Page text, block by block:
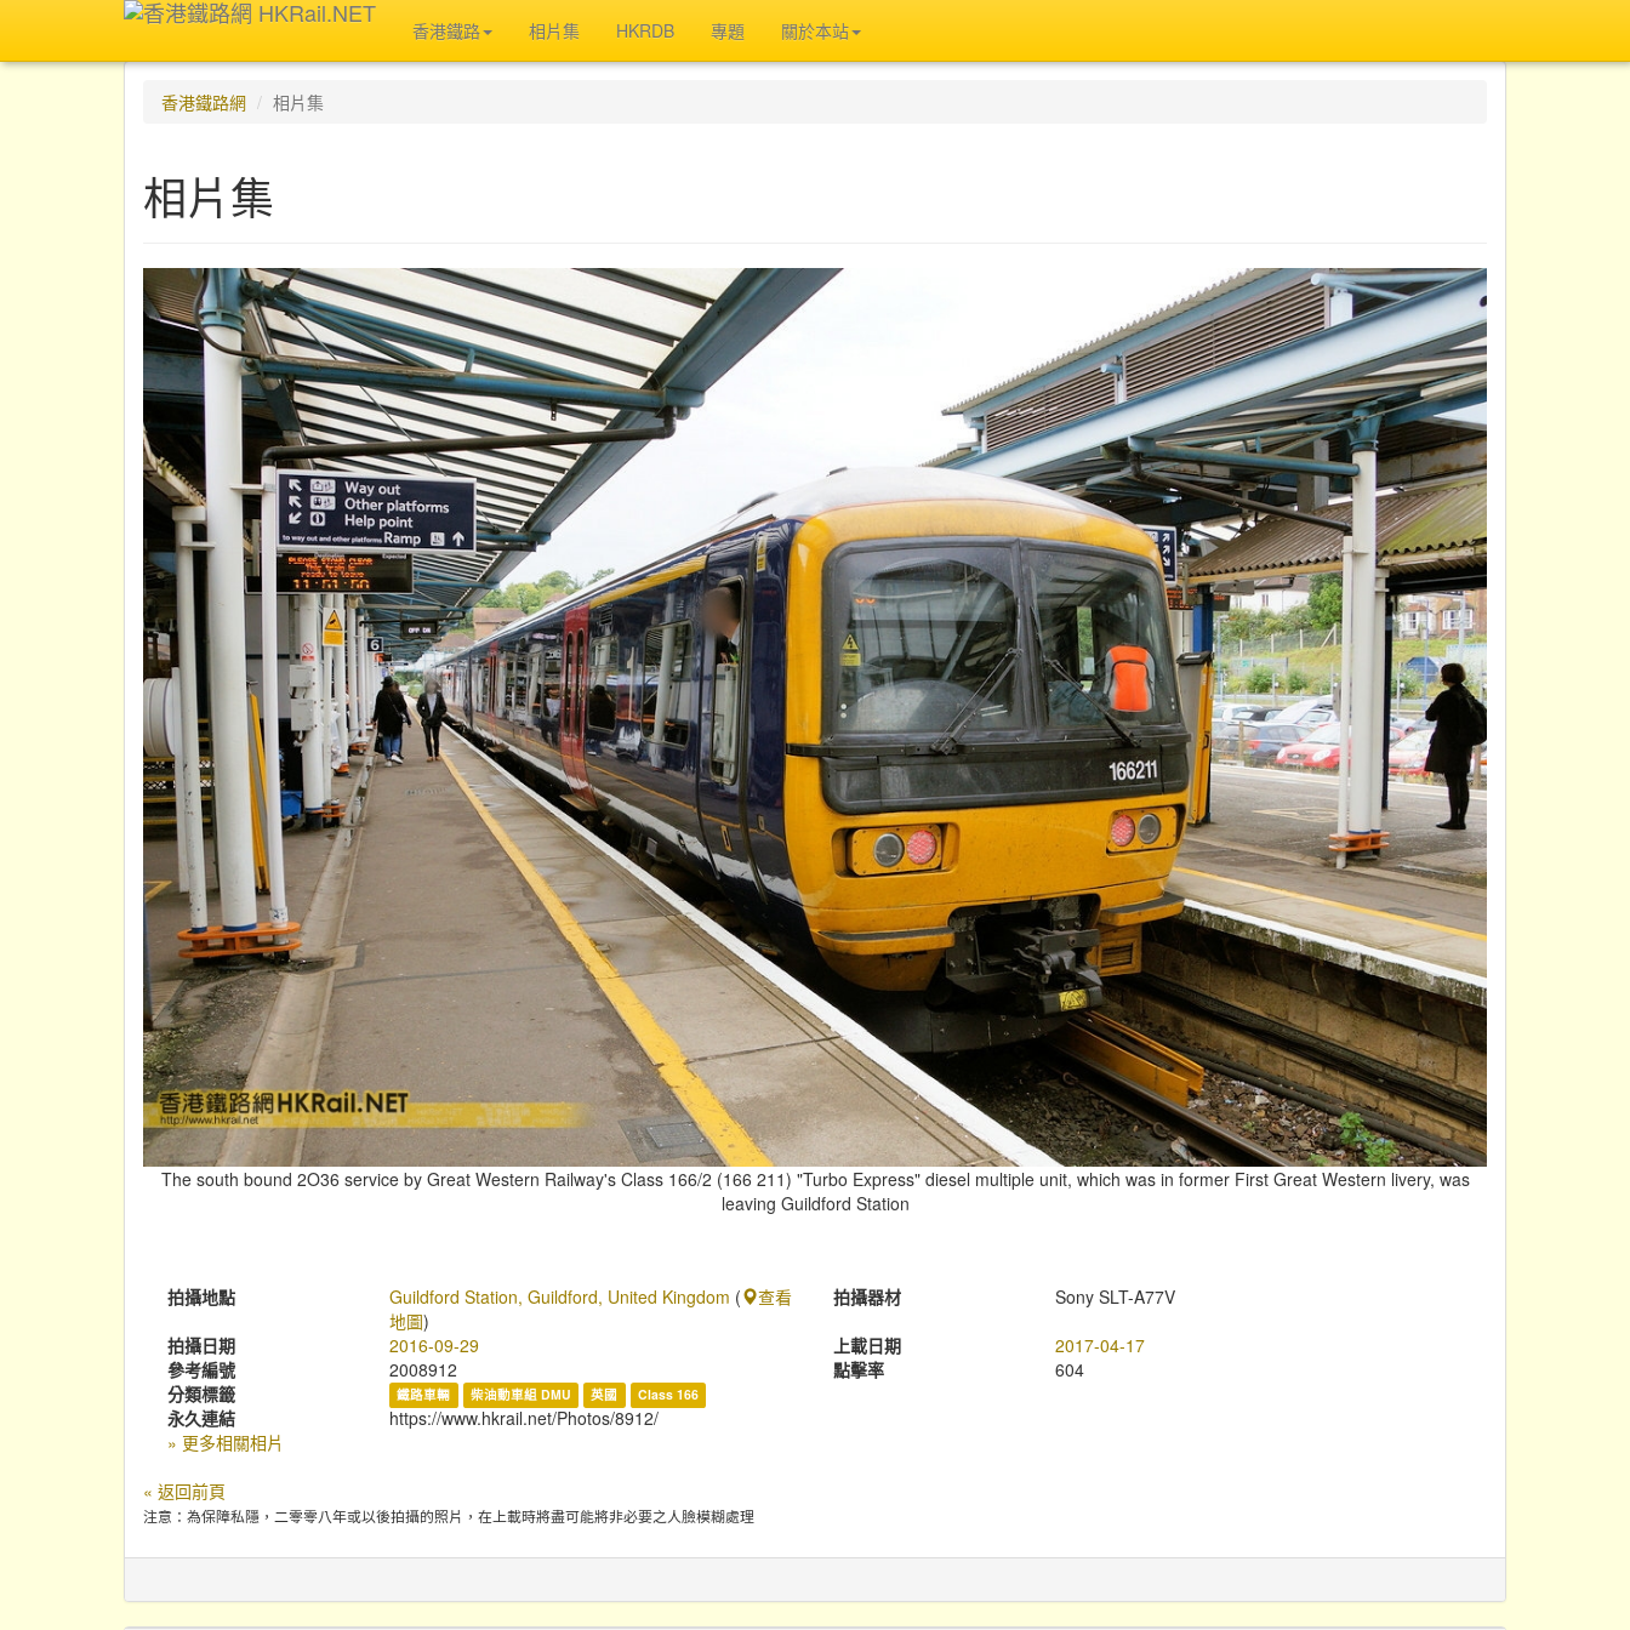
香港鐵路 相片集 HKRDB 專題 關於本站
香港鐵路網 相片集
相片集
The south bound 2O36 service by Great Western Railway's Class 166/2 (166 211) "Turbo Express" diesel multiple unit, which was in former First Great Western livery, was
leaving Guildford Station
拍攝地點 Guildford Station, Guildford, United Kingdom (
查看
地圖)
拍攝器材
Sony SLT-A77V
拍攝日期
2016-09-29 上載日期
2017-04-17
參考編號
2008912 點擊率
604
分類標籤
鐵路車輛 柴油動車組 DMU 英國 Class 166
永久連結
https://www.hkrail.net/Photos/8912/
» 更多相關相片
« 返回前頁
注意：為保障私隱，二零零八年或以後拍攝的照片，在上載時將盡可能將非必要之人臉模糊處理